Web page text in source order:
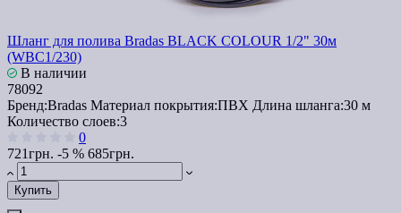
Шланг для полива Bradas BLACK COLOUR 1/2" 30м
(WBC1/230)
В наличии
78092
Бренд:Bradas Материал покрытия:ПВХ Длина шланга:30 м
Количество слоев:3
0
721грн. -5 % 685грн.
Купить